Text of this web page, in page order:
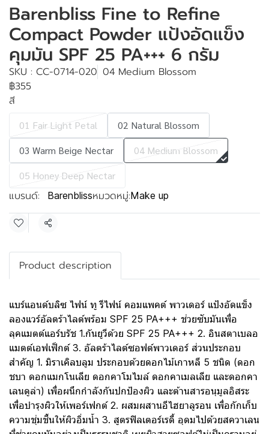
Barenbliss Fine to Refine
Compact Powder แป้งอัดแข็ง
คุมมัน SPF 25 PA+++ 6 กรัม
SKU : CC-0714-020 04 Medium Blossom
฿355
สี
01 Fair Light Petal
02 Natural Blossom
03 Warm Beige Nectar
04 Medium Blossom
05 Honey Deep Nectar
แบรนด์: Barenblissหมวดหมู่:Make up
แชร์
Product description
แบร์แอนด์บลิซ ไฟน์ ทู รีไฟน์ คอมแพคต์ พาวเดอร์ แป้งอัดแข็ง
ลองแวร์อัลตร้าไลต์พร้อม SPF 25 PA+++ ช่วยซับมันเพื่อ
ลุคแมตต์แอร์บรัช 1.กันยูวีด้วย SPF 25 PA+++ 2. อินสตาเบลอ
แมตต์เอฟเฟ็กต์ 3. อัลตร้าไลต์ซอฟต์พาวเดอร์ ส่วนประกอบ
สำคัญ 1. มิราเคิลบลูม ประกอบด้วยดอกไม้เกาหลี 5 ชนิด (ดอก
ชบา ดอกแมกโนเลีย ดอกคาโมไมล์ ดอกคาเมลเลีย และดอกคา
เลนดูล่า) เพื่อผนึกกำลังกันปกป้องผิว และต้านสารอนุมูลอิสระ
เพื่อบำรุงผิวให้เพอร์เฟกต์ 2. ผสมผสานอีไฮยาลูรอน เพื่อกักเก็บ
ความชุ่มชื้นให้ผิวอิ่มน้ำ 3. สูตรฟิลเตอร์เรดี้ อุดมไปด้วยสควาเลน